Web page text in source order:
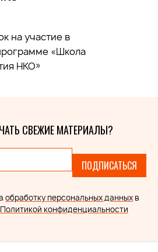
на участие в
«Школа
НКО»
СВЕЖИЕ МАТЕРИАЛЫ?
ПОДПИСАТЬСЯ
обработку персональных данных в
Политикой конфиденциальности